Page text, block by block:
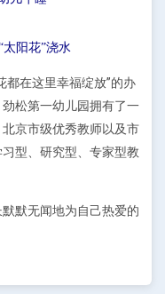
阳花”浇水
都在这里幸福绽放”的办
松第一幼儿园拥有了一
京市级优秀教师以及市
型、研究型、专家型教
默无闻地为自己热爱的